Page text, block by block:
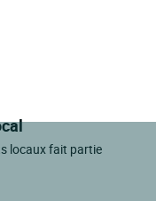
locaux fait partie